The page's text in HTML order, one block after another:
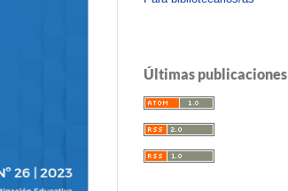
Últimas publicaciones